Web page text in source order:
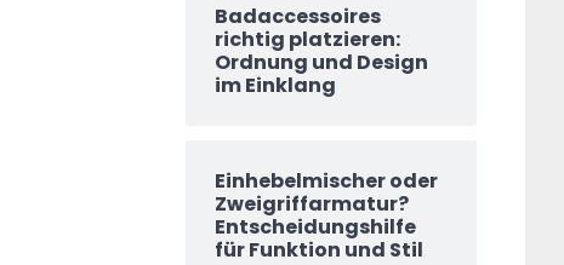
Badaccessoires
richtig platzieren:
Ordnung und Design
im Einklang
Einhebelmischer oder
Zweigriffarmatur?
Entscheidungshilfe
für Funktion und Stil